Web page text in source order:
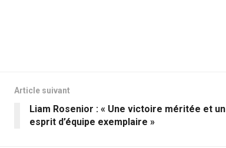
Article suivant
Liam Rosenior : « Une victoire méritée et un
esprit d’équipe exemplaire »